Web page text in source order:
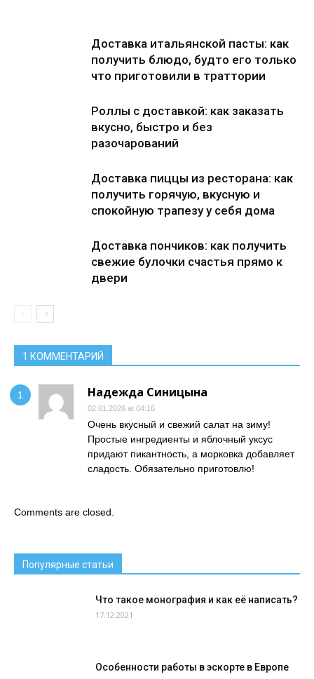
Доставка итальянской пасты: как
получить блюдо, будто его только
что приготовили в траттории
Роллы с доставкой: как заказать
вкусно, быстро и без
разочарований
Доставка пиццы из ресторана: как
получить горячую, вкусную и
спокойную трапезу у себя дома
Доставка пончиков: как получить
свежие булочки счастья прямо к
двери
1 КОММЕНТАРИЙ
Надежда Синицына
02.01.2026 at 04:16
Очень вкусный и свежий салат на зиму!
Простые ингредиенты и яблочный уксус
придают пикантность, а морковка добавляет
сладость. Обязательно приготовлю!
Comments are closed.
Популярные статьи
Что такое монография и как её написать?
17.12.2021
Особенности работы в эскорте в Европе